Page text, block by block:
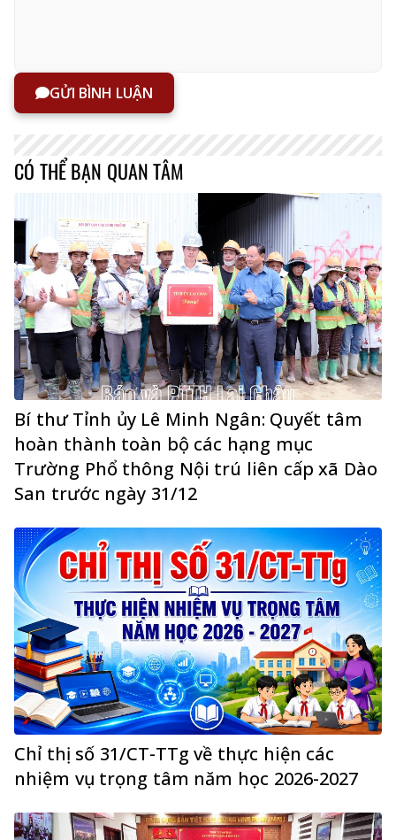
GỬI BÌNH LUẬN
CÓ THỂ BẠN QUAN TÂM
Bí thư Tỉnh ủy Lê Minh Ngân: Quyết tâm
hoàn thành toàn bộ các hạng mục
Trường Phổ thông Nội trú liên cấp xã Dào
San trước ngày 31/12
Chỉ thị số 31/CT-TTg về thực hiện các
nhiệm vụ trọng tâm năm học 2026-2027